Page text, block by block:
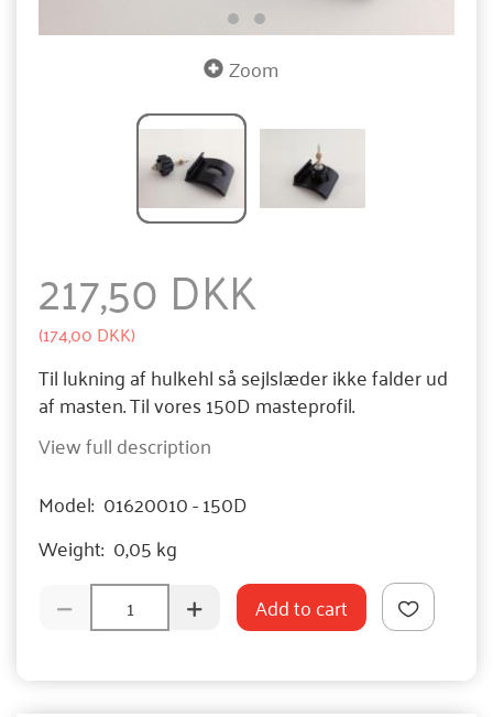
Zoom
217,50 DKK
(174,00 DKK)
Til lukning af hulkehl så sejlslæder ikke falder ud
af masten. Til vores 150D masteprofil.
View full description
Model: 01620010 - 150D
Weight: 0,05 kg
Add to cart